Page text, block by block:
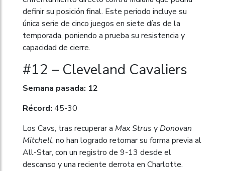
definir su posición final. Este periodo incluye su
única serie de cinco juegos en siete días de la
temporada, poniendo a prueba su resistencia y
capacidad de cierre.
#12 – Cleveland Cavaliers
Semana pasada: 12
Récord: 45-30
Los Cavs, tras recuperar a Max Strus yDonovan
Mitchell, no han logrado retomar su forma previa al
All-Star, con un registro de 9-13 desde el
descanso y una reciente derrota en Charlotte.